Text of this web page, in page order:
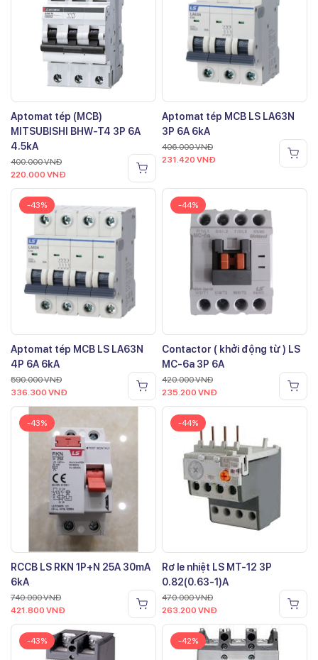
Aptomat tép (MCB)
MITSUBISHI BHW-T4 3P 6A
4.5kA
400.000VNĐ
220.000 VNĐ
Aptomat tép MCB LS LA63N
3P 6A 6kA
406.000VNĐ
231.420 VNĐ
-43%
Aptomat tép MCB LS LA63N
4P 6A 6kA
590.000VNĐ
336.300 VNĐ
-44%
Contactor ( khởi động từ ) LS
MC-6a 3P 6A
420.000VNĐ
235.200 VNĐ
-43%
RCCB LS RKN 1P+N 25A 30mA
6kA
740.000VNĐ
421.800 VNĐ
-44%
Rơ le nhiệt LS MT-12 3P
0.82(0.63-1)A
470.000VNĐ
263.200 VNĐ
-43% -42%